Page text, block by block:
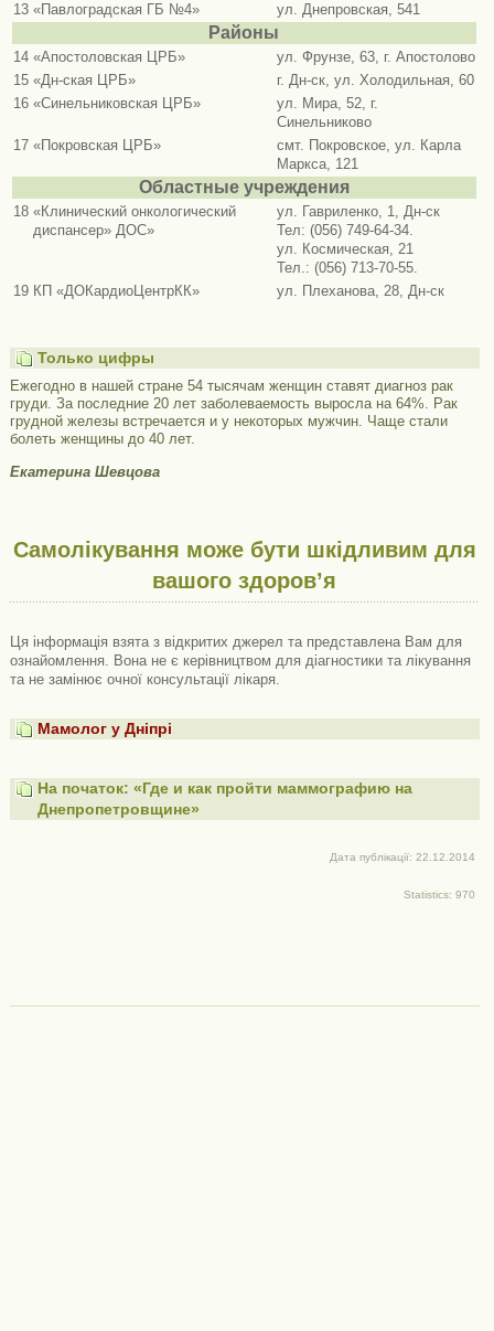
13 «Павлоградская ГБ №4» ул. Днепровская, 541
Районы
14 «Апостоловская ЦРБ»
ул. Фрунзе, 63, г. Апостолово
15 «Дн-ская ЦРБ»
г. Дн-ск, ул. Холодильная, 60
16 «Синельниковская ЦРБ»
ул. Мира, 52, г.
Синельниково
17 «Покровская ЦРБ»
смт. Покровское, ул. Карла
Маркса, 121
Областные учреждения
18 «Клинический онкологический
диспансер» ДОС»
ул. Гавриленко, 1, Дн-ск
Тел: (056) 749-64-34.
ул. Космическая, 21
Тел.: (056) 713-70-55.
19 КП «ДОКардиоЦентрКК» ул. Плеханова, 28, Дн-ск
Только цифры
Ежегодно в нашей стране 54 тысячам женщин ставят диагноз рак
груди. За последние 20 лет заболеваемость выросла на 64%. Рак
грудной железы встречается и у некоторых мужчин. Чаще стали
болеть женщины до 40 лет.
Екатерина Шевцова
Самолікування може бути шкідливим для
вашого здоров’я
Ця інформація взята з відкритих джерел та представлена ​​Вам для
ознайомлення. Вона не є керівництвом для діагностики та лікування
та не замінює очної консультації лікаря.
Мамолог у Дніпрі
На початок: «Где и как пройти маммографию на
Днепропетровщине»
Дата публікації: 22.12.2014
Statistics: 970